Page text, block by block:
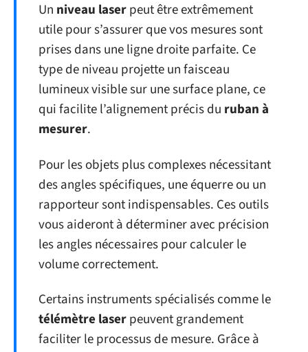
Un niveau laserpeut être extrêmement
utile pour s’assurer que vos mesures sont
prises dans une ligne droite parfaite. Ce
type de niveau projette un faisceau
lumineux visible sur une surface plane, ce
qui facilite l’alignement précis du ruban à
mesurer.
Pour les objets plus complexes nécessitant
des angles spécifiques, une équerre ou un
rapporteur sont indispensables. Ces outils
vous aideront à déterminer avec précision
les angles nécessaires pour calculer le
volume correctement.
Certains instruments spécialisés comme le
télémètre laserpeuvent grandement
faciliter le processus de mesure. Grâce à